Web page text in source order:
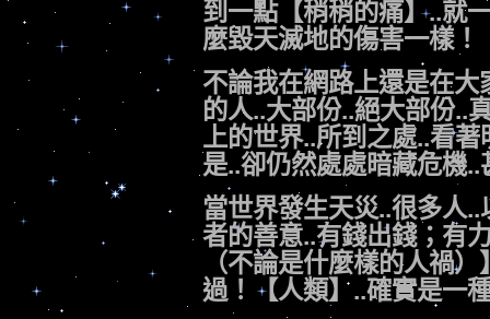
到一點【稍稍的痛】..就
麼毀天滅地的傷害一樣！
不論我在網路上還是在
的人..大部份..絕大部份..
上的世界..所到之處..看
是..卻仍然處處暗藏危機
當世界發生天災..很多人
者的善意..有錢出錢；有
（不論是什麼樣的人禍
過！【人類】..確實是一